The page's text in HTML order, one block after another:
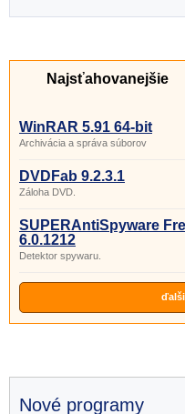
Najsťahovanejšie
WinRAR 5.91 64-bit
Archivácia a správa súborov
DVDFab 9.2.3.1
Záloha DVD.
SUPERAntiSpyware
6.0.1212
Detektor spywaru.
Nové programy